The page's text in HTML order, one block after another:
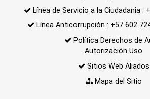
Línea de Servicio a la Ciudadania :
Línea Anticorrupción : +57 602
Política Derechos de
Autorización Uso
Sitios Web Aliados
Mapa del Sitio